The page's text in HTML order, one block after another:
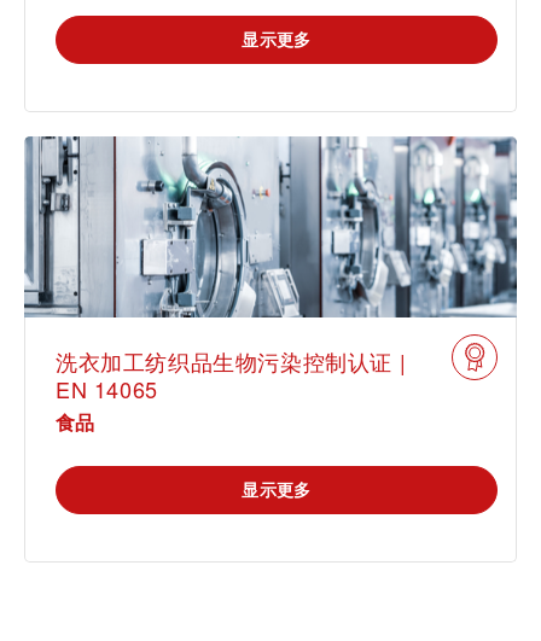
显示更多
洗衣加工纺织品生物污染控制认证 |
EN 14065
食品
显示更多